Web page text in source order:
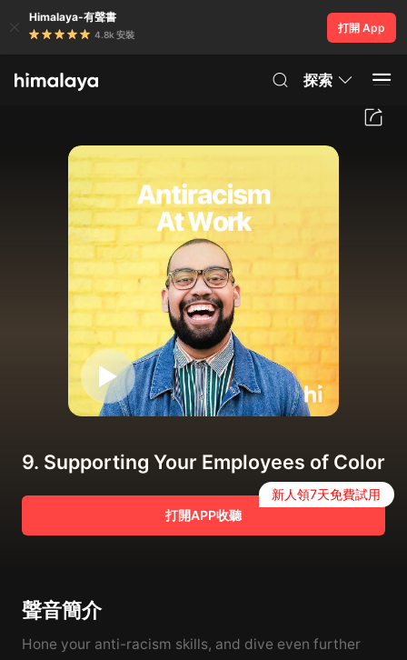
Himalaya-有聲書
4.8k 安裝
打開 App
探索
9. Supporting Your Employees of Color
打開APP收聽
新人領7天免費試用
聲音簡介
Hone your anti-racism skills, and dive even further